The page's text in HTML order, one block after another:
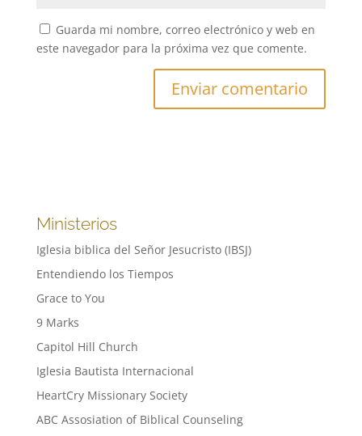
Guarda mi nombre, correo electrónico y web en
este navegador para la próxima vez que comente.
Ministerios
Iglesia biblica del Señor Jesucristo (IBSJ)
Entendiendo los Tiempos
Grace to You
9 Marks
Capitol Hill Church
Iglesia Bautista Internacional
HeartCry Missionary Society
ABC Assosiation of Biblical Counseling